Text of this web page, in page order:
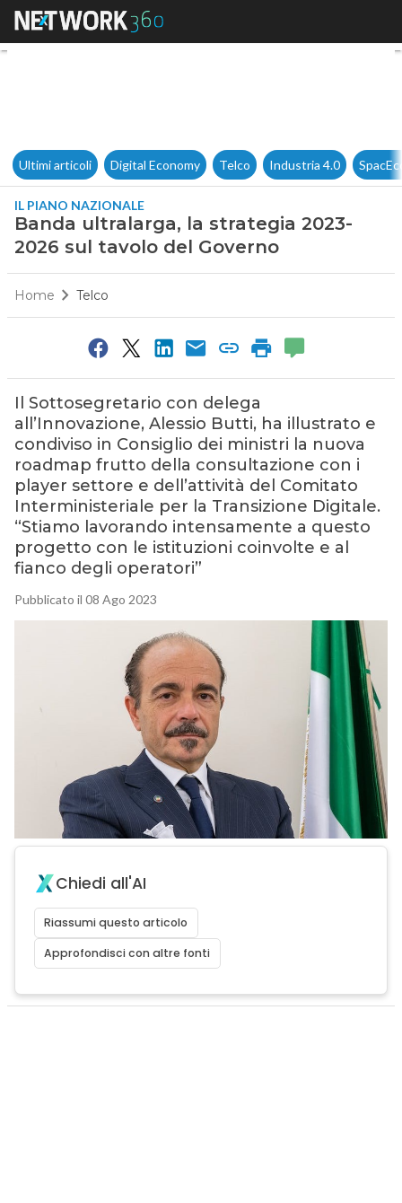
Banda ultralarga, la
Ultimi articoli Digital Economy Telco Industria 4.0
IL PIANO NAZIONALE
Banda ultralarga, la strategia 2023-
2026 sul tavolo del Governo
Home Telco
Il Sottosegretario con delega
all’Innovazione, Alessio Butti, ha illustrato e
condiviso in Consiglio dei ministri la nuova
roadmap frutto della consultazione con i
player settore e dell’attività del Comitato
Interministeriale per la Transizione Digitale.
“Stiamo lavorando intensamente a questo
progetto con le istituzioni coinvolte e al
fianco degli operatori”
Pubblicato il 08 Ago 2023
Chiedi all'AI
Riassumi questo articolo
Approfondisci con altre fonti